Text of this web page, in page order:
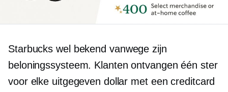
Starbucks wel bekend vanwege zijn
beloningssysteem. Klanten ontvangen één ster
voor elke uitgegeven dollar met een creditcard